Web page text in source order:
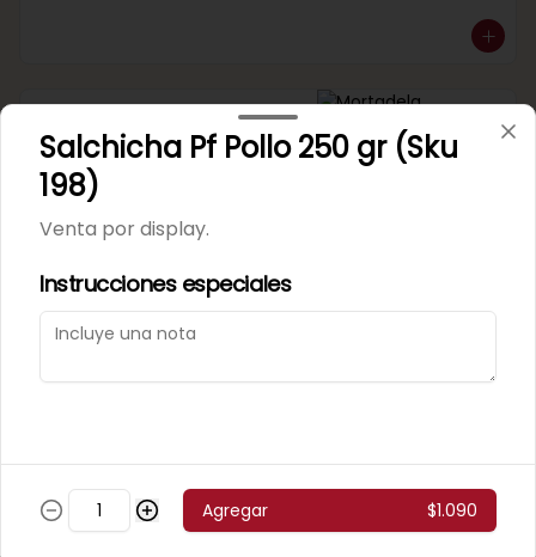
Mortadela Jamonada
Supercerdo (Sku 101)
Venta por 1/4 kg.
Mortadela Jamonada
Salchicha Pf Pollo 250 gr (Sku
198)
Venta por display.
Instrucciones especiales
Agregar $1.090